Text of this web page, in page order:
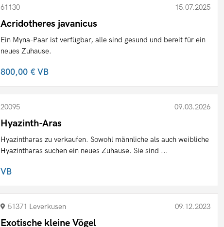
61130 15.07.2025
Acridotheres javanicus
Ein Myna-Paar ist verfügbar, alle sind gesund und bereit für ein
neues Zuhause.
800,00 €VB
20095 09.03.2026
Hyazinth-Aras
Hyazintharas zu verkaufen. Sowohl männliche als auch weibliche
Hyazintharas suchen ein neues Zuhause. Sie sind ...
VB
51371 Leverkusen 09.12.2023
Exotische kleine Vögel